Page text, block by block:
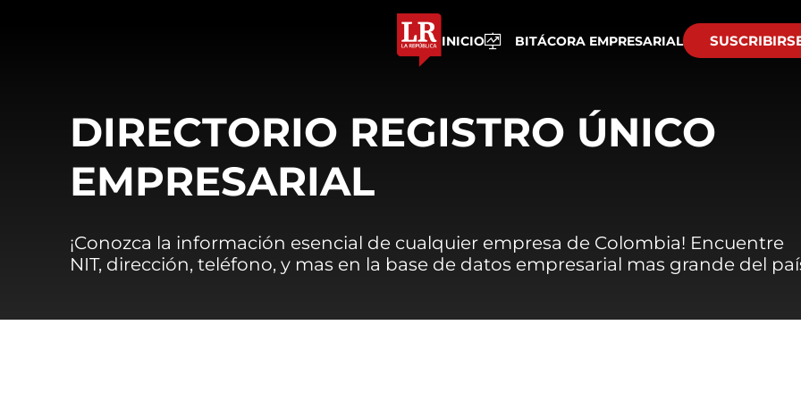
INICIO BITÁCORA EMPRESARIAL
DIRECTORIO REGISTRO ÚNICO
EMPRESARIAL
¡Conozca la información esencial de cualquier empresa de Colombia! Encuentre
NIT, dirección, teléfono, y mas en la base de datos empresarial mas grande del